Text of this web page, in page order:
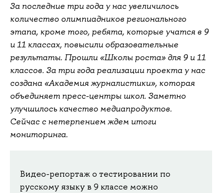
За последние три года у нас увеличилось
количество олимпиадников регионального
этапа, кроме того, ребята, которые учатся в 9
и 11 классах, повысили образовательные
результаты. Прошли «Школы роста» для 9 и 11
классов. За три года реализации проекта у нас
создана «Академия журналистики», которая
объединяет пресс-центры школ. Заметно
улучшилось качество медиапродуктов.
Сейчас с нетерпением ждем итоги
мониторинга.
Видео-репортаж о тестировании по
русскому языку в 9 классе можно